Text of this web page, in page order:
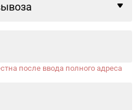
после ввода полного адреса